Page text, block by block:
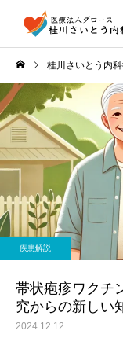
桂川さいとう内
疾患解説
帯状疱疹ワクチ
究からの新しい
2024.12.12